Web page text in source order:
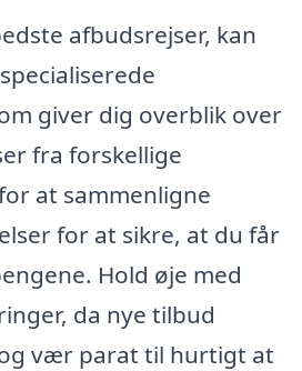
afbudsrejser, kan
giver dig overblik over
fra forskellige
at sammenligne
for at sikre, at du får
Hold øje med
da nye tilbud
vær parat til hurtigt at